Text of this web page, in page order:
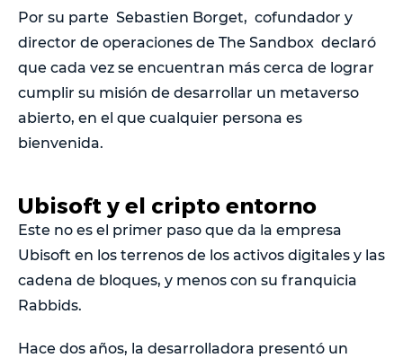
Por su parte Sebastien Borget, cofundador y
director de operaciones de The Sandbox declaró
que cada vez se encuentran más cerca de lograr
cumplir su misión de desarrollar un metaverso
abierto, en el que cualquier persona es
bienvenida.
Ubisoft y el cripto entorno
Este no es el primer paso que da la empresa
Ubisoft en los terrenos de los activos digitales y las
cadena de bloques, y menos con su franquicia
Rabbids.
Hace dos años, la desarrolladora presentó un